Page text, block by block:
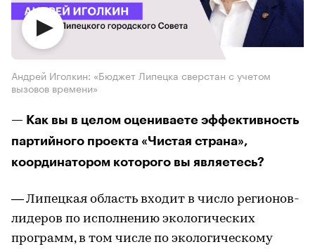
Андрей Иголкин: «Бюджет Липецка сверстан с учетом
вызовов времени»
— Как вы в целом оцениваете эффективность
партийного проекта «Чистая страна»,
координатором которого вы являетесь?
— Липецкая область входит в число регионов-
лидеров по исполнению экологических
программ, в том числе по экологическому